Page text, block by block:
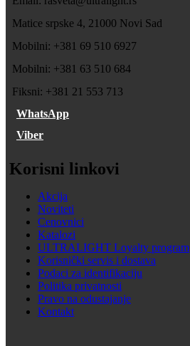
Matice srpske 4, 21000 Novi Sad
Mobilni: +381 69 510 6927
Mobilni: +381 63 510 684
Fiksni: +381 21 553 713
WhatsApp
Viber
Korisni linkovi
Akcija
Noviteti
Cenovnici
Katalozi
ULTRALIGHT Loyalty program
Korisnički servis i dostava
Podaci za identifikaciju
Politika privatnosti
Pravo na odustajanje
Kontakt